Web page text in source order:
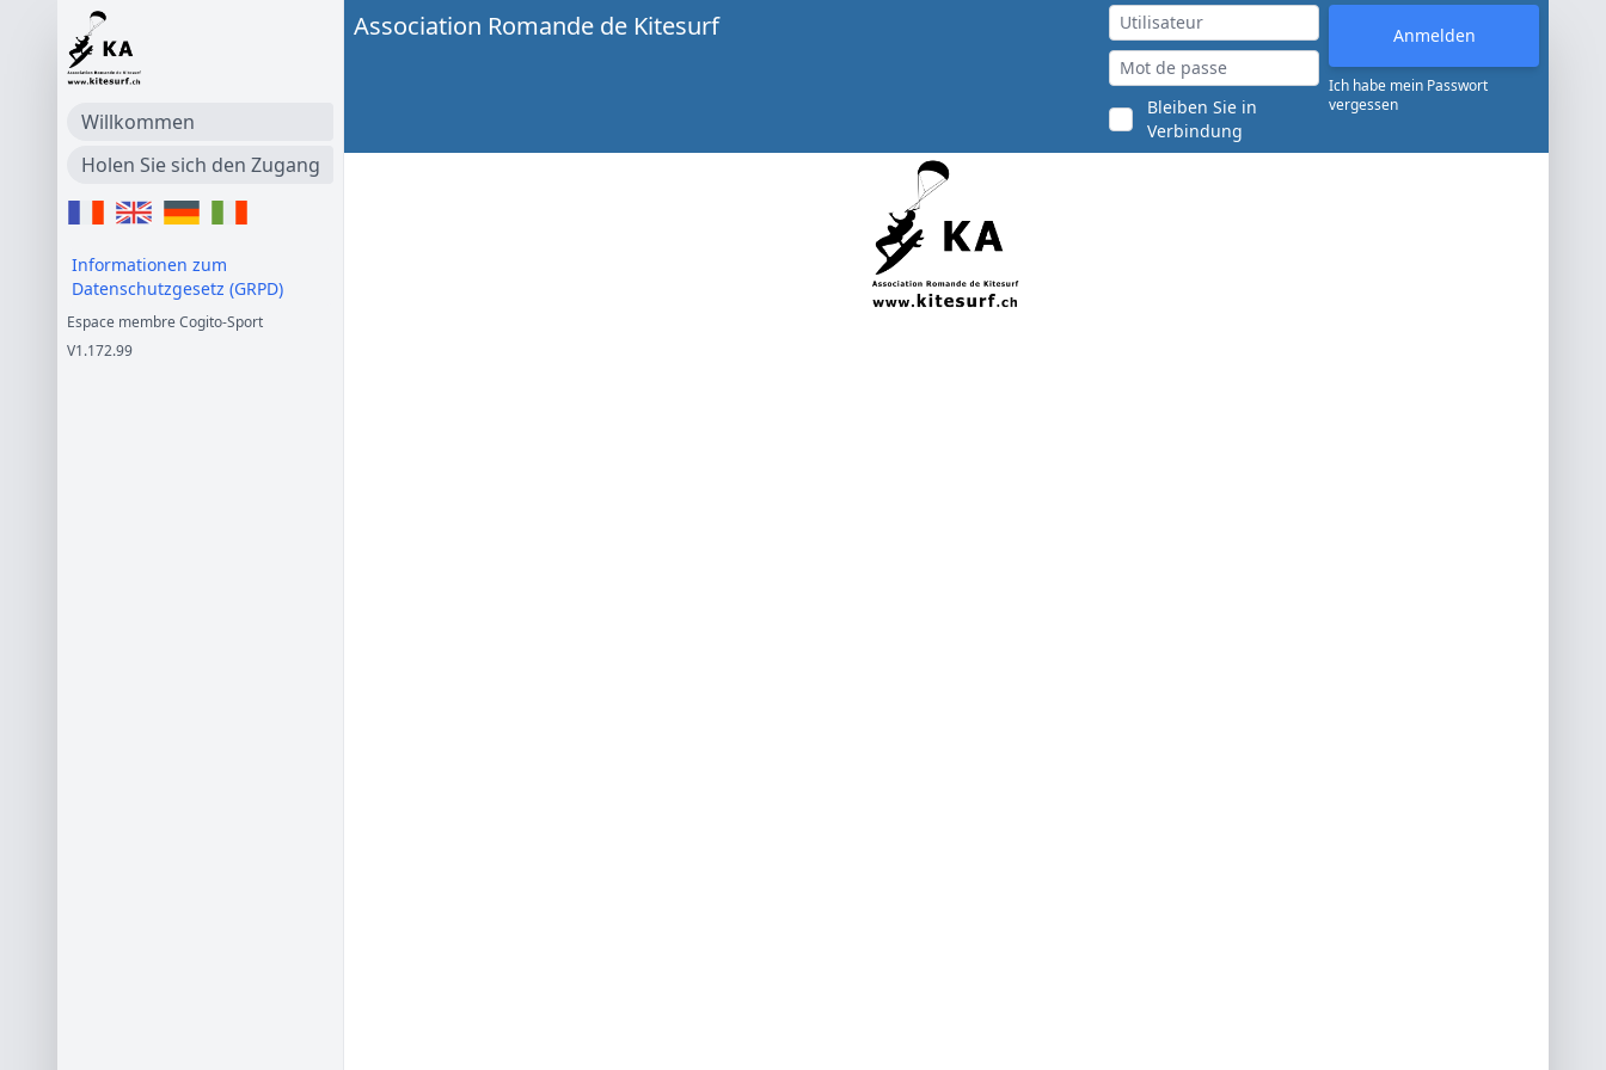
Willkommen
Holen Sie sich den Zugang
Informationen zum
Datenschutzgesetz (GRPD)
Espace membre Cogito-Sport
V1.172.99
Association Romande de Kitesurf
Bleiben Sie in
Verbindung
Ich habe mein Passwort
vergessen